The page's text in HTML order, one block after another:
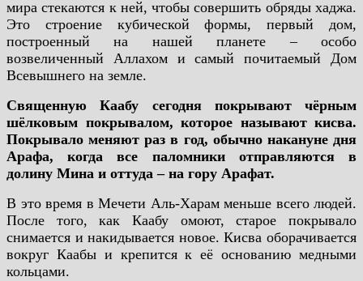
мира стекаются к ней, чтобы совершить обряды хаджа.
Это строение кубической формы, первый дом,
построенный на нашей планете – особо
возвеличенный Аллахом и самый почитаемый Дом
Всевышнего на земле.
Священную Каабу сегодня покрывают чёрным
шёлковым покрывалом, которое называют кисва.
Покрывало меняют раз в год, обычно накануне дня
Арафа, когда все паломники отправляются в
долину Мина и оттуда – на гору Арафат.
В это время в Мечети Аль-Харам меньше всего людей.
После того, как Каабу омоют, старое покрывало
снимается и накидывается новое. Кисва оборачивается
вокруг Каабы и крепится к её основанию медными
кольцами.